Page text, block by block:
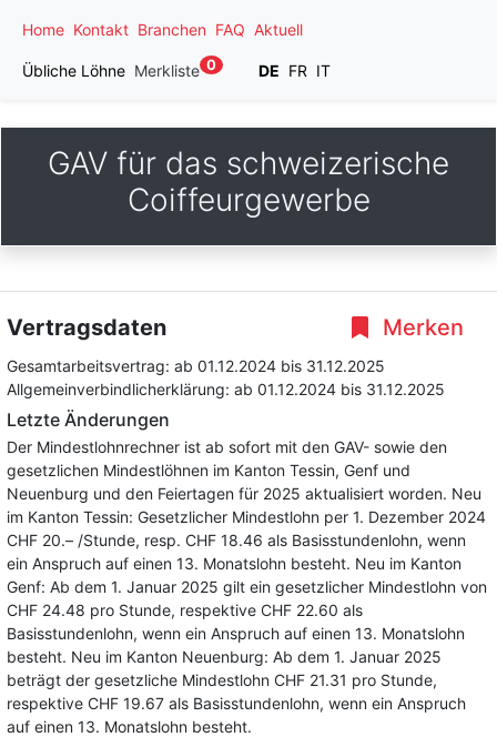
Home Kontakt Branchen FAQ Aktuell
Übliche Löhne Merkliste 0 DE FR IT
GAV für das schweizerische
Coiffeurgewerbe
Merken
Vertragsdaten
Gesamtarbeitsvertrag: ab 01.12.2024 bis 31.12.2025
Allgemeinverbindlicherklärung: ab 01.12.2024 bis 31.12.2025
Letzte Änderungen
Der Mindestlohnrechner ist ab sofort mit den GAV- sowie den
gesetzlichen Mindestlöhnen im Kanton Tessin, Genf und
Neuenburg und den Feiertagen für 2025 aktualisiert worden. Neu
im Kanton Tessin: Gesetzlicher Mindestlohn per 1. Dezember 2024
CHF 20.– /Stunde, resp. CHF 18.46 als Basisstundenlohn, wenn
ein Anspruch auf einen 13. Monatslohn besteht. Neu im Kanton
Genf: Ab dem 1. Januar 2025 gilt ein gesetzlicher Mindestlohn von
CHF 24.48 pro Stunde, respektive CHF 22.60 als
Basisstundenlohn, wenn ein Anspruch auf einen 13. Monatslohn
besteht. Neu im Kanton Neuenburg: Ab dem 1. Januar 2025
beträgt der gesetzliche Mindestlohn CHF 21.31 pro Stunde,
respektive CHF 19.67 als Basisstundenlohn, wenn ein Anspruch
auf einen 13. Monatslohn besteht.